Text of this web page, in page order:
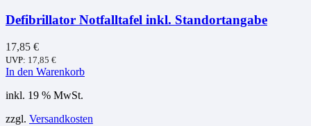
Defibrillator Notfalltafel inkl. Standortangabe
17,85 €
UVP: 17,85 €
In den Warenkorb
inkl. 19 % MwSt.
zzgl. Versandkosten